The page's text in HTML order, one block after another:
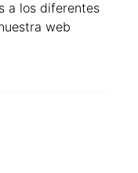
a los diferentes
web